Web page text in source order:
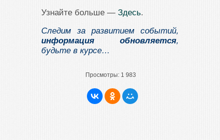
Узнайте больше — Здесь.
Следим за развитием событий,
информация обновляется,
будьте в курсе…
Просмотры: 1 983